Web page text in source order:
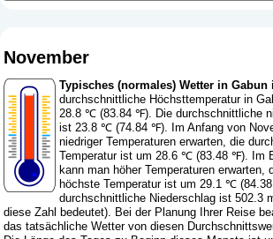
November
Typisches (normales) Wetter in Gabun
durchschnittliche Höchsttemperatur in
28.8 ℃ (83.84 ℉). Die durchschnittliche
ist 23.8 ℃ (74.84 ℉). Im Anfang von
niedriger Temperaturen erwarten, die
Temperatur ist um 28.6 ℃ (83.48 ℉). Im
kann man höher Temperaturen erwarten,
höchste Temperatur ist um 29.1 ℃
durchschnittliche Niederschlag ist 502.3
diese Zahl bedeutet). Bei der Planung Ihrer Reise
das tatsächliche Wetter von diesen